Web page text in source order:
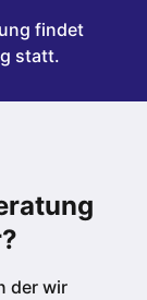
findet
statt.
der wir